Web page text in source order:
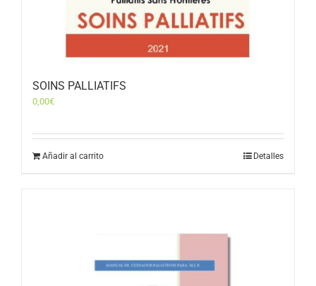
SOINS PALLIATIFS
0,00€
Añadir al carrito Detalles